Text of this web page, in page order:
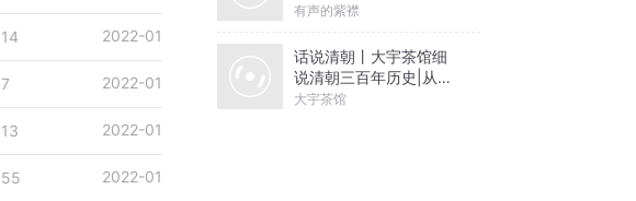
14 2022-01
7 2022-01
13 2022-01
55 2022-01
有声的紫襟
话说清朝丨大宇茶馆细
说清朝三百年历史|从努
尔哈赤到末代皇帝溥仪|
大宇茶馆